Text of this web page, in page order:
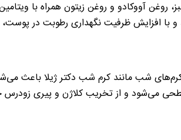
افزایش ظرفیت نگهداری رطوبت در
شب مانند کرم شب دکتر ژیلا باعث
می‌شود و از تخریب کلاژن و پیری زودرس